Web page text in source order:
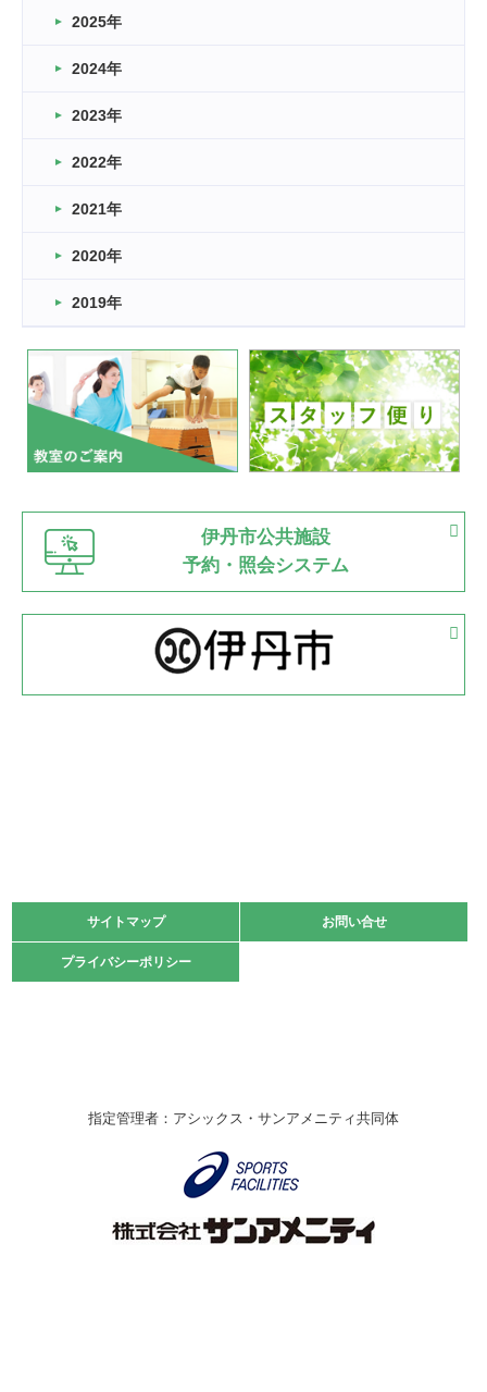
車いすバスケとRくんのお話
卒業・卒園の季節★
2026.03.11
緑ケ丘体育館
2022.11.03
緑ケ丘体育館
いたっぼーる大会☆彡
緑ケ丘体育館
2022.07.03
市内総合体育大会が開始
緑ケ丘体育館 猪名川運動広場
古池運動広場
2022.06.12
県知事杯争奪バレーボール大会が開催
緑ケ丘体育館
2022.05.05
体育協会長杯 バドミントン競技の部
2022.05.22
緑ケ丘体育館
2021.10.23
卓球選手権大会ラージボールの部開催☆
伊丹市総合体育大会 バレーボール大会が開催されました
なわとびイベントを開催しました！
2025年
2024年
2023年
2022年
2021年
2020年
2019年
伊丹市公共施設
予約・照会システム
サイトマップ お問い合せ
プライバシーポリシー
サイトマップ お問い合せ
プライバシーポリシー
指定管理者：アシックス・サンアメニティ共同体